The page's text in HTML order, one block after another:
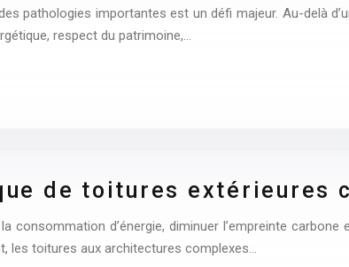
pathologies importantes est un défi majeur. Au-delà
respect du patrimoine,…
de toitures extérieures
consommation d’énergie, diminuer l’empreinte
les toitures aux architectures complexes…